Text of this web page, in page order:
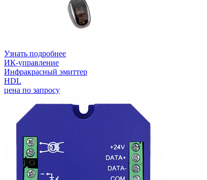
Узнать подробнее
ИК-управление
Инфракрасный эмиттер
HDL
цена по запросу